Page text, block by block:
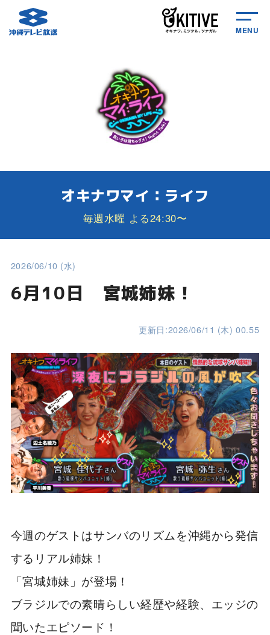
MENU
オキナワマイ：ライフ
毎週水曜 よる24:30〜
2026/06/10 (水)
6月10日 宮城姉妹！
更新日:2026/06/11 (木) 00.55
今週のゲストはサンバのリズムを沖縄から発信
するリアル姉妹！
「宮城姉妹」が登場！
ブラジルでの素晴らしい経歴や経験、エッジの
聞いたエピソード！